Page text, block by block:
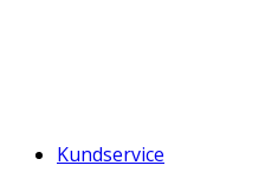
Kundservice